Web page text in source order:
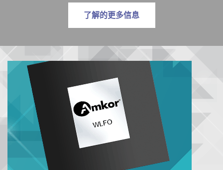
了解有关系统级封装 (SIP)
的更多信息